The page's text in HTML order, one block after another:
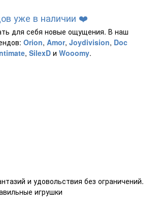
уже в наличии ❤️
для себя новые ощущения. В наш
Orion, Amor, Joydivision, Doc
, SilexD и Wooomy.
и удовольствия без ограничений.
игрушки